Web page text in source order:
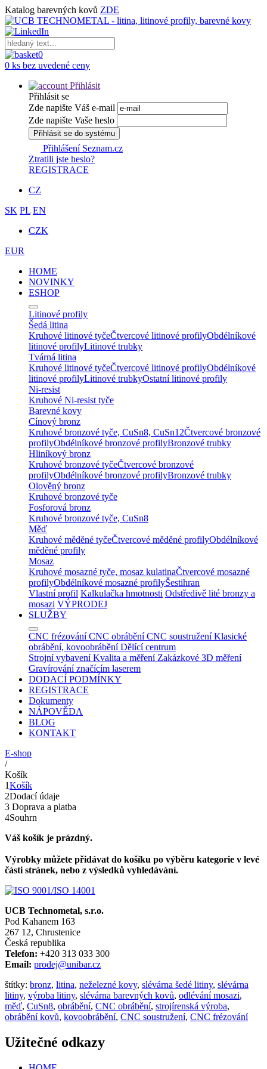
Katalog barevných kovů ZDE
0
0 ks bez uvedené ceny
Přihlásit
Přihlásit se
Zde napište Váš e-mail
Zde napište Vaše heslo
Přihlásit se do systému
Přihlášení Seznam.cz
Ztratili jste heslo?
REGISTRACE
CZ
SK PL EN
CZK
EUR
HOME
NOVINKY
ESHOP
Litinové profily
Šedá litina
Kruhové litinové tyčeČtvercové litinové profilyObdélníkové
litinové profilyLitinové trubky
Tvárná litina
Kruhové litinové tyčeČtvercové litinové profilyObdélníkové
litinové profilyLitinové trubkyOstatní litinové profily
Ni-resist
Kruhové Ni-resist tyče
Barevné kovy
Cínový bronz
Kruhové bronzové tyče, CuSn8, CuSn12Čtvercové bronzové
profilyObdélníkové bronzové profilyBronzové trubky
Hliníkový bronz
Kruhové bronzové tyčeČtvercové bronzové
profilyObdélníkové bronzové profilyBronzové trubky
Olověný bronz
Kruhové bronzové tyče
Fosforová bronz
Kruhové bronzové tyče, CuSn8
Měď
Kruhové měděné tyčeČtvercové měděné profilyObdélníkové
měděné profily
Mosaz
Kruhové mosazné tyče, mosaz kulatinaČtvercové mosazné
profilyObdélníkové mosazné profilyŠestihran
Vlastní profil Kalkulačka hmotnosti Odstředivě lité bronzy a
mosazi VÝPRODEJ
SLUŽBY
CNC frézování CNC obrábění CNC soustružení Klasické
obrábění, kovoobrábění Dělící centrum
Strojní vybavení Kvalita a měření Zakázkové 3D měření
Gravírování značícím laserem
DODACÍ PODMÍNKY
REGISTRACE
Dokumenty
NÁPOVĚDA
BLOG
KONTAKT
E-shop
/
Košík
1Košík
2Dodací údaje
3 Doprava a platba
4Souhrn
Váš košík je prázdný.
Výrobky můžete přidávat do košíku po výběru kategorie v levé
části stránek, nebo z výsledků vyhledávání.
UCB Technometal, s.r.o.
Pod Kahanem 163
267 12, Chrustenice
Česká republika
Telefon: +420 313 033 300
Email: prodej@unibar.cz
štítky: bronz, litina, neželezné kovy, slévárna šedé litiny, slévárna
litiny, výroba litiny, slévárna barevných kovů, odlévání mosazi,
měď, CuSn8, obrábění, CNC obrábění, strojírenská výroba,
obrábění kovů, kovoobrábění, CNC soustružení, CNC frézování
Užitečné odkazy